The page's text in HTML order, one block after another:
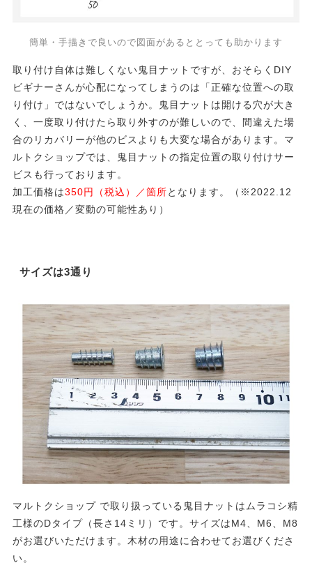
簡単・手描きで良いので図面があるととっても助かります
取り付け自体は難しくない鬼目ナットですが、おそらくDIY
ビギナーさんが心配になってしまうのは「正確な位置への取
り付け」ではないでしょうか。鬼目ナットは開ける穴が大き
く、一度取り付けたら取り外すのが難しいので、間違えた場
合のリカバリーが他のビスよりも大変な場合があります。マ
ルトクショップでは、鬼目ナットの指定位置の取り付けサー
ビスも行っております。
加工価格は350円（税込）／箇所となります。（※2022.12
現在の価格／変動の可能性あり）
サイズは3通り
マルトクショップ で取り扱っている鬼目ナットはムラコシ精
工様のDタイプ（長さ14ミリ）です。サイズはM4、M6、M8
がお選びいただけます。木材の用途に合わせてお選びくださ
い。